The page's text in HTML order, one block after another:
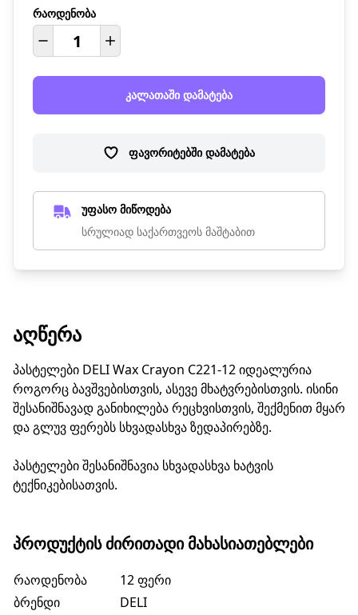
რაოდენობა
კალათაში დამატება
ფავორიტებში დამატება
უფასო მიწოდება
სრულიად საქართვეოს მაშტაბით
ᲐᲦᲬᲔᲠᲐ
პასტელები DELI Wax Crayon C221-12 იდეალურია
როგორც ბავშვებისთვის, ასევე მხატვრებისთვის. ისინი
შესანიშნავად განიხილება რეცხვისთვის, შექმენით მყარ
და გლუვ ფერებს სხვადასხვა ზედაპირებზე.
პასტელები შესანიშნავია სხვადასხვა ხატვის
ტექნიკებისათვის.
ᲞᲠᲝᲓᲣᲥᲢᲘᲡ ᲫᲘᲠᲘᲗᲐᲓᲘ ᲛᲐᲮᲐᲡᲘᲐᲗᲔᲑᲚᲔᲑᲘ
რაოდენობა
12 ფერი
ბრენდი
DELI